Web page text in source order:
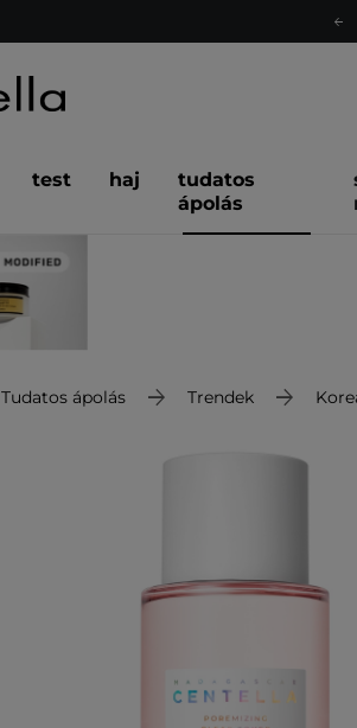
test haj
tudatos
ápolás
Tudatos ápolás Trendek